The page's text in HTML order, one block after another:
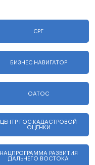
СРГ
БИЗНЕС НАВИГАТОР
ОАТОС
ЦЕНТР ГОС.КАДАСТРОВОЙ
ОЦЕНКИ
НАЦПРОГРАММА РАЗВИТИЯ
ДАЛЬНЕГО ВОСТОКА